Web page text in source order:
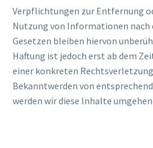
Verpflichtungen zur Entfernung
Nutzung von Informationen nach
Gesetzen bleiben hiervon
Haftung ist jedoch erst ab dem
einer konkreten
Bekanntwerden von
werden wir diese Inhalte